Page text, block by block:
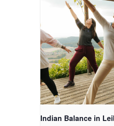
Indian Balance in